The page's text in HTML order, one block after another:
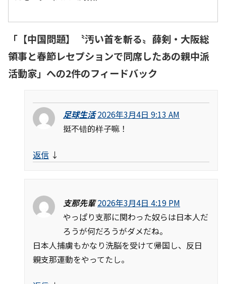
「 【中国問題】〝汚い首を斬る〟薛剣・大阪総
領事と春節レセプションで同席したあの親中派
活動家」への2件のフィードバック
足球生活 2026年3月4日 9:13 AM
挺不错的样子嘛！
返信 ↓
支那先輩 2026年3月4日 4:19 PM
やっぱり支那に関わった奴らは日本人だ
ろうが何だろうがダメだね。
日本人捕虜もかなり洗脳を受けて帰国し、反日
親支那運動をやってたし。